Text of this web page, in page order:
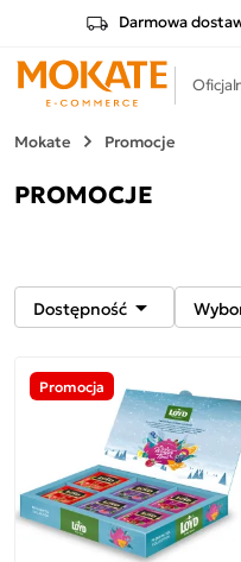
Darmowa
Mokate Promocje
PROMOCJE
Dostępność 
Promocja